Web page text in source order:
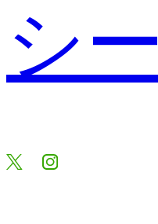
シー